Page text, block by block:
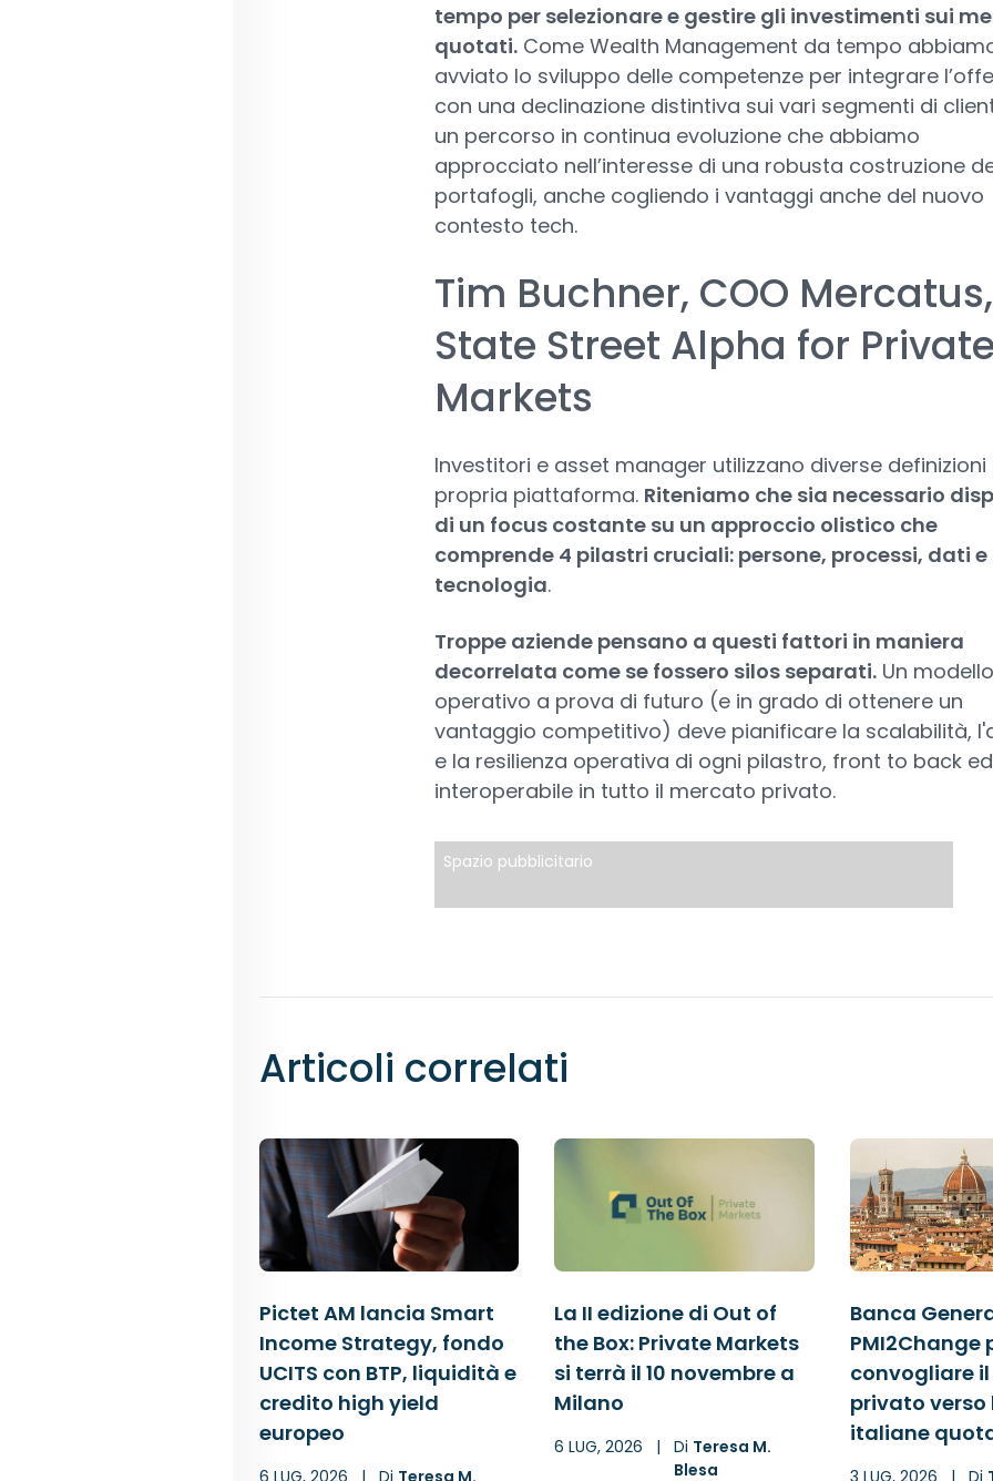
tempo per selezionare e gestire gli investimenti sui
quotati. Come Wealth Management da tempo
avviato lo sviluppo delle competenze per integrare
con una declinazione distintiva sui vari segmenti di
un percorso in continua evoluzione che abbiamo
approcciato nell’interesse di una robusta costruzione
portafogli, anche cogliendo i vantaggi anche del nuovo
contesto tech.
Tim Buchner, COO Mercatus,
State Street Alpha for Private
Markets
Investitori e asset manager utilizzano diverse definizioni
propria piattaforma. Riteniamo che sia necessario
di un focus costante su un approccio olistico che
comprende 4 pilastri cruciali: persone, processi, dati e
tecnologia.
Troppe aziende pensano a questi fattori in maniera
decorrelata come se fossero silos separati. Un modello
operativo a prova di futuro (e in grado di ottenere un
vantaggio competitivo) deve pianificare la scalabilità,
e la resilienza operativa di ogni pilastro, front to back ed
interoperabile in tutto il mercato privato.
Spazio pubblicitario
Articoli correlati
Pictet AM lancia Smart
Income Strategy, fondo
UCITS con BTP, liquidità e
credito high yield
europeo
6 LUG, 2026 | Di Teresa M.
La II edizione di Out of
the Box: Private Markets
si terrà il 10 novembre a
Milano
6 LUG, 2026 |Di Teresa M.
Blesa
Banca
PMI2Change
convogliare
privato verso
italiane
3 LUG, 2026 | Di